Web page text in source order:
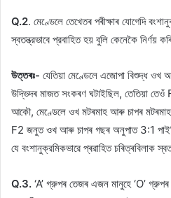
Q.2. মেণ্ডেলে তেখেতৰ পৰীক্ষাৰ যোগেদি
স্বতন্ত্রভাবে প্রবাহিত হয় বুলি কেনেকৈ নির্ণয়
উত্তৰঃ- যেতিয়া মেণ্ডেলে এজোপা বিশুদ্ধ ওখ
উদ্ভিদৰ মাজত সংকৰণ ঘটাইছিল, তেতিয়া
আকৌ, মেণ্ডেলে ওখ মটৰমাহ আৰু চাপৰ
F2 জনুত ওখ আৰু চাপৰ গছৰ অনুপাত 3:1
যে বংশানুক্রমিকভাৱে প্ৰৱাহিত চৰিত্ৰবিলাক
Q.3. ‘A’ গ্রুপৰ তেজৰ এজন মানুহে ‘O’